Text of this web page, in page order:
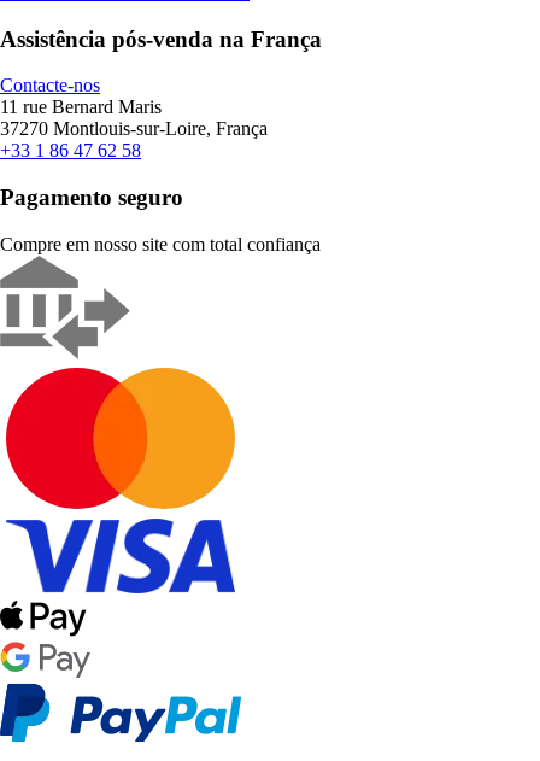
Assistência pós-venda na França
Contacte-nos
11 rue Bernard Maris
37270 Montlouis-sur-Loire, França
+33 1 86 47 62 58
Pagamento seguro
Compre em nosso site com total confiança